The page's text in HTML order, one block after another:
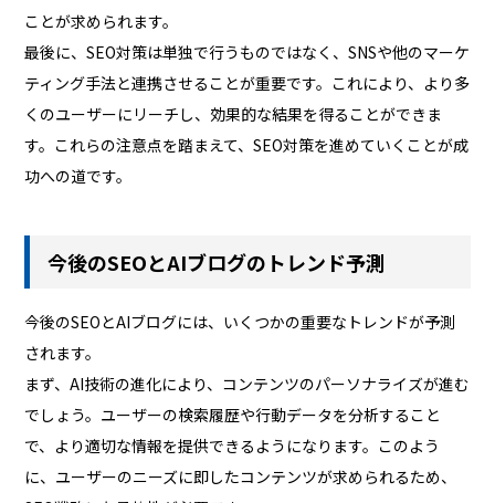
ことが求められます。
最後に、SEO対策は単独で行うものではなく、SNSや他のマーケ
ティング手法と連携させることが重要です。これにより、より多
くのユーザーにリーチし、効果的な結果を得ることができま
す。これらの注意点を踏まえて、SEO対策を進めていくことが成
功への道です。
今後のSEOとAIブログのトレンド予測
今後のSEOとAIブログには、いくつかの重要なトレンドが予測
されます。
まず、AI技術の進化により、コンテンツのパーソナライズが進む
でしょう。ユーザーの検索履歴や行動データを分析すること
で、より適切な情報を提供できるようになります。このよう
に、ユーザーのニーズに即したコンテンツが求められるため、